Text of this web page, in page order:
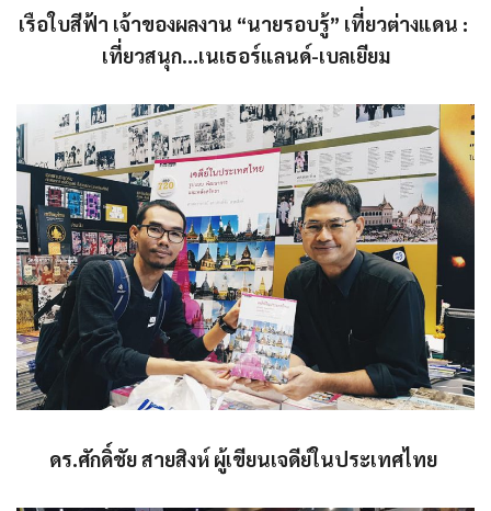
เรือใบสีฟ้า เจ้าของผลงาน “นายรอบรู้” เที่ยวต่างแดน :
เที่ยวสนุก…เนเธอร์แลนด์-เบลเยียม
ดร.ศักดิ์ชัย สายสิงห์ ผู้เขียนเจดีย์ในประเทศไทย